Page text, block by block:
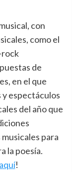
con
como el
rock
de
en el que
y espectáculos
del año que
para
la poesía.
aquí!